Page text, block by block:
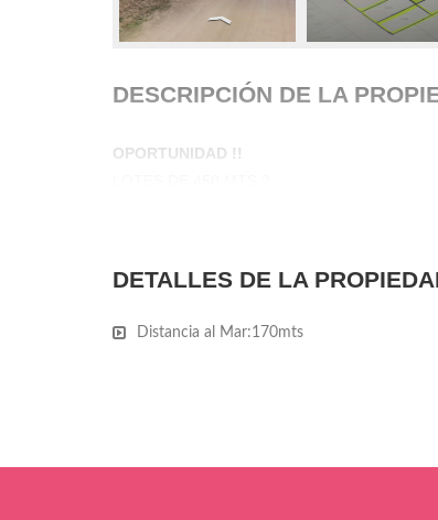
DESCRIPCIÓN DE LA
OPORTUNIDAD !!
DETALLES DE LA
Distancia al Mar:170mts